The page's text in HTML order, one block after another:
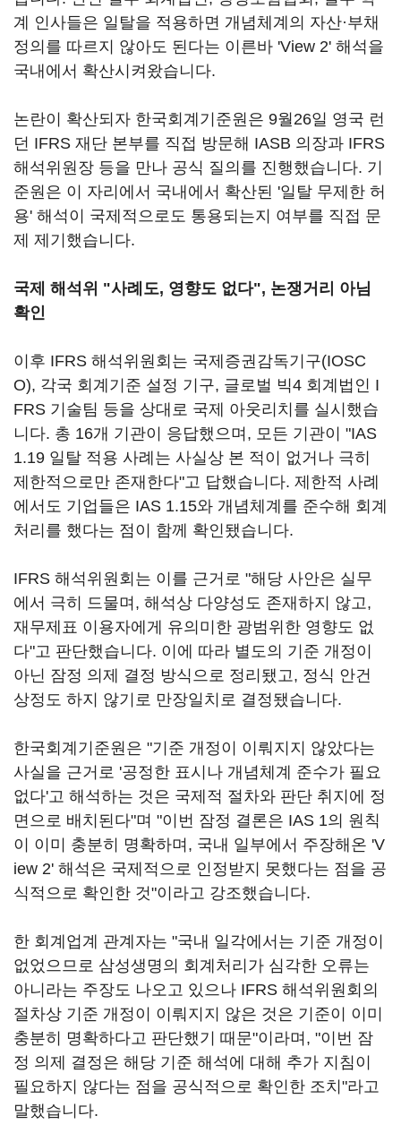
계 인사들은 일탈을 적용하면 개념체계의 자산·부채
정의를 따르지 않아도 된다는 이른바 'View 2' 해석을
국내에서 확산시켜왔습니다.
논란이 확산되자 한국회계기준원은 9월26일 영국 런
던 IFRS 재단 본부를 직접 방문해 IASB 의장과 IFRS
해석위원장 등을 만나 공식 질의를 진행했습니다. 기
준원은 이 자리에서 국내에서 확산된 '일탈 무제한 허
용' 해석이 국제적으로도 통용되는지 여부를 직접 문
제 제기했습니다.
국제 해석위 "사례도, 영향도 없다", 논쟁거리 아님
확인
이후 IFRS 해석위원회는 국제증권감독기구(IOSC
O), 각국 회계기준 설정 기구, 글로벌 빅4 회계법인 I
FRS 기술팀 등을 상대로 국제 아웃리치를 실시했습
니다. 총 16개 기관이 응답했으며, 모든 기관이 "IAS
1.19 일탈 적용 사례는 사실상 본 적이 없거나 극히
제한적으로만 존재한다"고 답했습니다. 제한적 사례
에서도 기업들은 IAS 1.15와 개념체계를 준수해 회계
처리를 했다는 점이 함께 확인됐습니다.
IFRS 해석위원회는 이를 근거로 "해당 사안은 실무
에서 극히 드물며, 해석상 다양성도 존재하지 않고,
재무제표 이용자에게 유의미한 광범위한 영향도 없
다"고 판단했습니다. 이에 따라 별도의 기준 개정이
아닌 잠정 의제 결정 방식으로 정리됐고, 정식 안건
상정도 하지 않기로 만장일치로 결정됐습니다.
한국회계기준원은 "기준 개정이 이뤄지지 않았다는
사실을 근거로 '공정한 표시나 개념체계 준수가 필요
없다'고 해석하는 것은 국제적 절차와 판단 취지에 정
면으로 배치된다"며 "이번 잠정 결론은 IAS 1의 원칙
이 이미 충분히 명확하며, 국내 일부에서 주장해온 'V
iew 2' 해석은 국제적으로 인정받지 못했다는 점을 공
식적으로 확인한 것"이라고 강조했습니다.
한 회계업계 관계자는 "국내 일각에서는 기준 개정이
없었으므로 삼성생명의 회계처리가 심각한 오류는
아니라는 주장도 나오고 있으나 IFRS 해석위원회의
절차상 기준 개정이 이뤄지지 않은 것은 기준이 이미
충분히 명확하다고 판단했기 때문"이라며, "이번 잠
정 의제 결정은 해당 기준 해석에 대해 추가 지침이
필요하지 않다는 점을 공식적으로 확인한 조치"라고
말했습니다.